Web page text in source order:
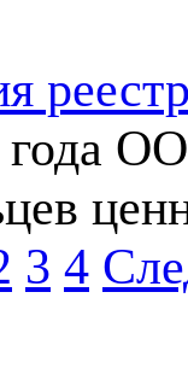
года
3 4